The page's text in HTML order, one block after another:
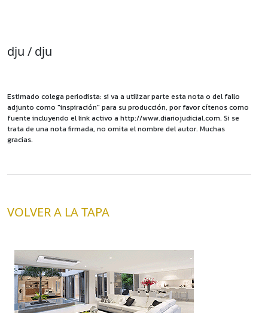
dju / dju
Estimado colega periodista: si va a utilizar parte esta nota o del fallo
adjunto como "inspiración" para su producción, por favor cítenos como
fuente incluyendo el link activo a http://www.diariojudicial.com. Si se
trata de una nota firmada, no omita el nombre del autor. Muchas
gracias.
VOLVER A LA TAPA